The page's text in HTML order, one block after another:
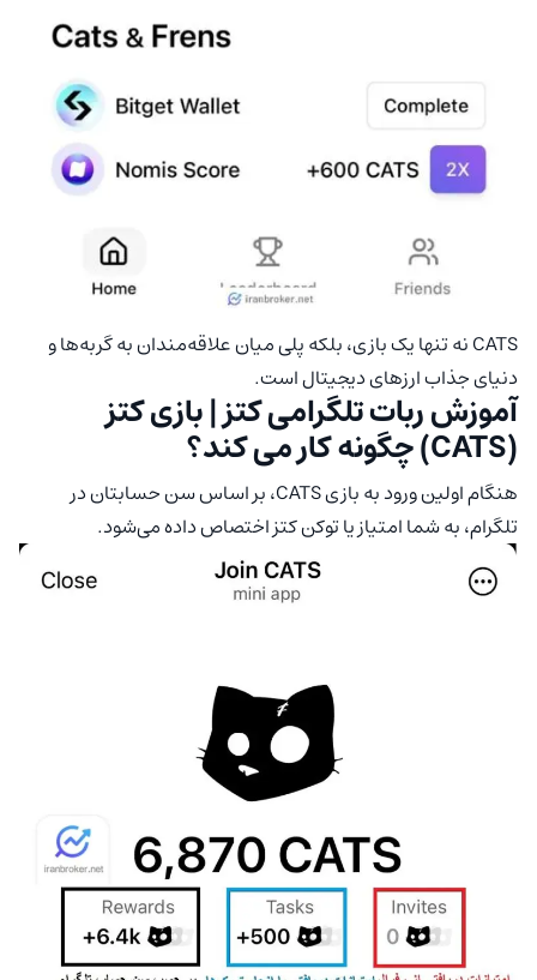
CATS نه تنها یک بازی، بلکه پلی میان علاقه‌مندان به گربه‌ها و
دنیای جذاب ارزهای دیجیتال است.
آموزش ربات تلگرامی کتز | بازی کتز
(CATS) چگونه کار می کند؟
هنگام اولین ورود به بازی CATS، بر اساس سن حسابتان در
تلگرام، به شما امتیاز یا توکن کتز اختصاص داده می‌شود.